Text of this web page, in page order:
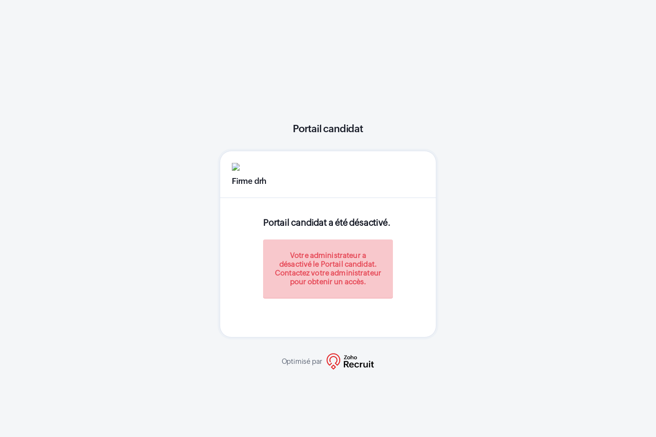
Portail candidat
Firme drh
Portail candidat a été désactivé.
Votre administrateur a
désactivé le Portail candidat.
Contactez votre administrateur
pour obtenir un accès.
Optimisé par